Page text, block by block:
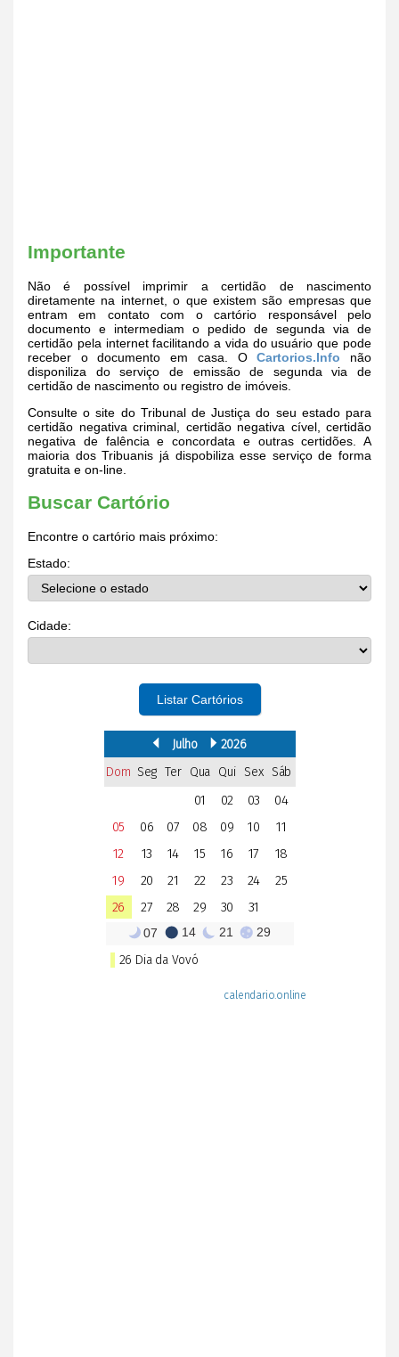
Importante
Não é possível imprimir a certidão de nascimento
diretamente na internet, o que existem são empresas que
entram em contato com o cartório responsável pelo
documento e intermediam o pedido de segunda via de
certidão pela internet facilitando a vida do usuário que pode
receber o documento em casa. OCartorios.Info não
disponiliza do serviço de emissão de segunda via de
certidão de nascimento ou registro de imóveis.
Consulte o site do Tribunal de Justiça do seu estado para
certidão negativa criminal, certidão negativa cível, certidão
negativa de falência e concordata e outras certidões. A
maioria dos Tribuanis já dispobiliza esse serviço de forma
gratuita e on-line.
Buscar Cartório
Encontre o cartório mais próximo:
Estado:
Cidade:
Listar Cartórios